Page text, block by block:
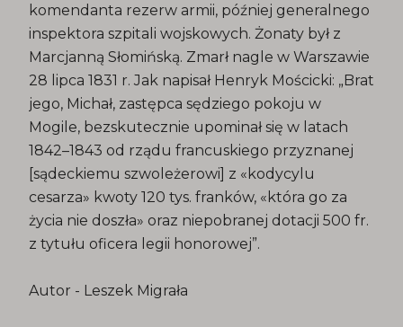
komendanta rezerw armii, później generalnego
inspektora szpitali wojskowych. Żonaty był z
Marcjanną Słomińską. Zmarł nagle w Warszawie
28 lipca 1831 r. Jak napisał Henryk Mościcki: „Brat
jego, Michał, zastępca sędziego pokoju w
Mogile, bezskutecznie upominał się w latach
1842–1843 od rządu francuskiego przyznanej
[sądeckiemu szwoleżerowi] z «kodycylu
cesarza» kwoty 120 tys. franków, «która go za
życia nie doszła» oraz niepobranej dotacji 500 fr.
z tytułu oficera legii honorowej”.
Autor - Leszek Migrała